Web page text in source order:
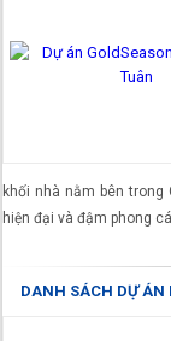
khối nhà nằm bên trong
hiện đại và đậm phong
DANH SÁCH DỰ ÁN